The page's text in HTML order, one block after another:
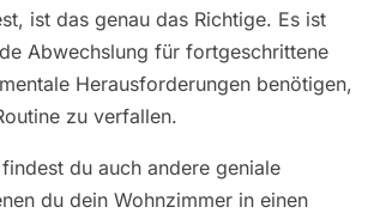
ist das genau das Richtige. Es ist
Abwechslung für fortgeschrittene
Herausforderungen benötigen,
zu verfallen.
du auch andere geniale
du dein Wohnzimmer in einen